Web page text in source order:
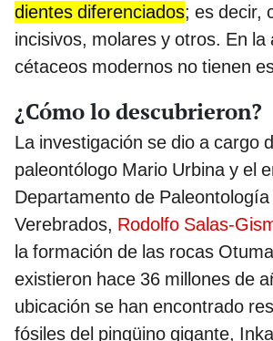
dientes diferenciados; es decir,
incisivos, molares y otros. En la
cétaceos modernos no tienen
¿Cómo lo descubrieron?
La investigación se dio a cargo
paleontólogo Mario Urbina y el
Departamento de Paleontología
Verebrados, Rodolfo Salas-
la formación de las rocas
existieron hace 36 millones de
ubicación se han encontrado
fósiles del pingüino gigante,